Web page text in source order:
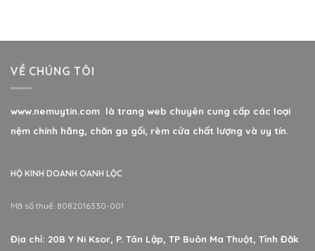
VỀ CHÚNG TÔI
www.nemuytin.com là trang web chuyên cung cấp các loại
nệm chính hãng, chăn ga gối, rèm cửa chất lượng và uy tín.
HỘ KINH DOANH OANH LỘC
Mã số thuế: 8082016330-001
Địa chỉ: 20B Y Ni Ksor, P. Tân Lập, TP Buôn Ma Thuột, Tỉnh Đăk